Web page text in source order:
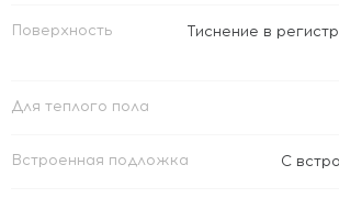
Поверхность Тиснение в регистр
Для теплого пола
Встроенная подложка C